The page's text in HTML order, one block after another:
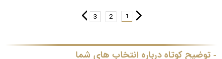
1
2
3
توضیح کوتاه درباره انتخاب های شما